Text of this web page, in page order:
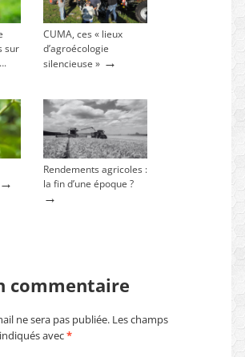
sur
CUMA, ces « lieux
d’agroécologie
silencieuse »→
→
Rendements agricoles :
la fin d’une époque ?
→
commentaire
ne sera pas publiée. Les champs
avec*